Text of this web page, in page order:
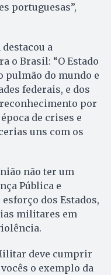
portuguesas”,
a
o Brasil: “O Estado
pulmão do mundo e
federais, e dos
por
de crises e
uns com os
não ter um
Pública e
dos Estados,
militares em
deve cumprir
o exemplo da